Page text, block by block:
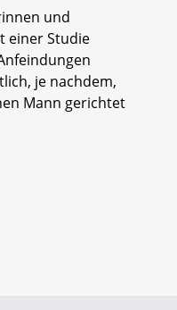
und
einer Studie
je nachdem,
Mann gerichtet